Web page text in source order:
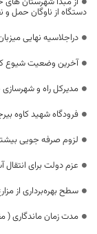
دستگاه از ناوگان حمل و
دراجلاسیه نهایی میزبان 2 شهید گمنام در کنگره شهدا
آخرین وضعیت شیوع
مدیرکل راه و
فرودگاه شهید کاوه
لزوم صرفه جویی
عزم دولت برای
سطح بهره‌برداری از مزارع
مدت زمان ماندگاری (